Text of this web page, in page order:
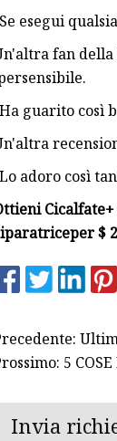
esegui
fan
guarito così
adoro così
per $
5
Invia